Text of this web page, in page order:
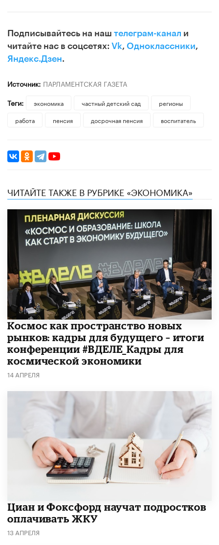
Подписывайтесь на наш телеграм-канал и
читайте нас в соцсетях: Vk, Одноклассники,
Яндекс.Дзен.
Источник: ПАРЛАМЕНТСКАЯ ГАЗЕТА
Теги:
экономика частный детский сад
регионы
работа
пенсия досрочная пенсия воспитатель
ЧИТАЙТЕ ТАКЖЕ В РУБРИКЕ «ЭКОНОМИКА»
Космос как пространство новых
рынков: кадры для будущего – итоги
конференции #ВДЕЛЕ_Кадры для
космической экономики
14 АПРЕЛЯ
Циан и Фоксфорд научат подростков
оплачивать ЖКУ
13 АПРЕЛЯ